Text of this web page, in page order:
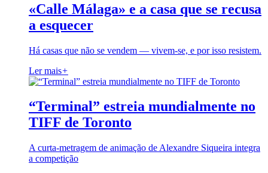
«Calle Málaga» e a casa que se recusa
a esquecer
Há casas que não se vendem — vivem-se, e por isso resistem.
Ler mais+
“Terminal” estreia mundialmente no
TIFF de Toronto
A curta-metragem de animação de Alexandre Siqueira integra
a competição